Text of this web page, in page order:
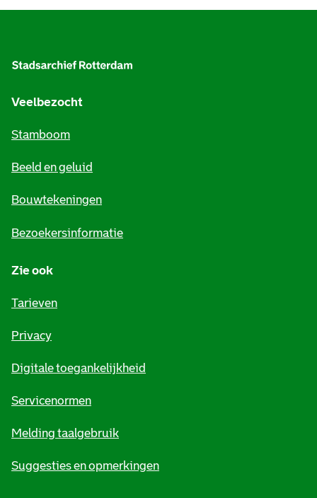
Veelbezocht
Stamboom
Beeld en geluid
Bouwtekeningen
Bezoekersinformatie
Zie ook
Tarieven
Privacy
Digitale toegankelijkheid
Servicenormen
Melding taalgebruik
Suggesties en opmerkingen